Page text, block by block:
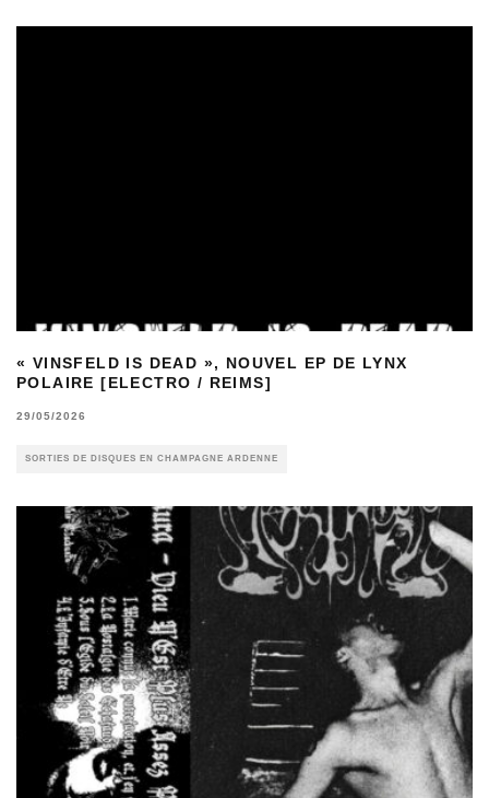
« VINSFELD IS DEAD », NOUVEL EP DE LYNX
POLAIRE [ELECTRO / REIMS]
29/05/2026
SORTIES DE DISQUES EN CHAMPAGNE ARDENNE